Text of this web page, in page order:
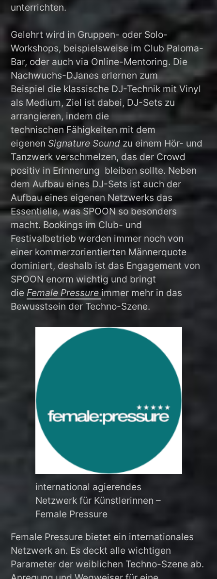
unterrichten.
Gelehrt wird in Gruppen- oder Solo-
Workshops, beispielsweise im Club Paloma-
Bar, oder auch via Online-Mentoring. Die
Nachwuchs-DJanes erlernen zum
Beispiel die klassische DJ-Technik mit Vinyl
als Medium, Ziel ist dabei, DJ-Sets zu
arrangieren, indem die
technischen Fähigkeiten mit dem
eigenen Signature Soundzu einem Hör- und
Tanzwerk verschmelzen, das der Crowd
positiv in Erinnerung bleiben sollte. Neben
dem Aufbau eines DJ-Sets ist auch der
Aufbau eines eigenen Netzwerks das
Essentielle, was SPOON so besonders
macht. Bookings im Club- und
Festivalbetrieb werden immer noch von
einer kommerzorientierten Männerquote
dominiert, deshalb ist das Engagement von
SPOON enorm wichtig und bringt
die Female Pressureimmer mehr in das
Bewusstsein der Techno-Szene.
international agierendes
Netzwerk für Künstlerinnen –
Female Pressure
Female Pressure bietet ein internationales
Netzwerk an. Es deckt alle wichtigen
Parameter der weiblichen Techno-Szene ab.